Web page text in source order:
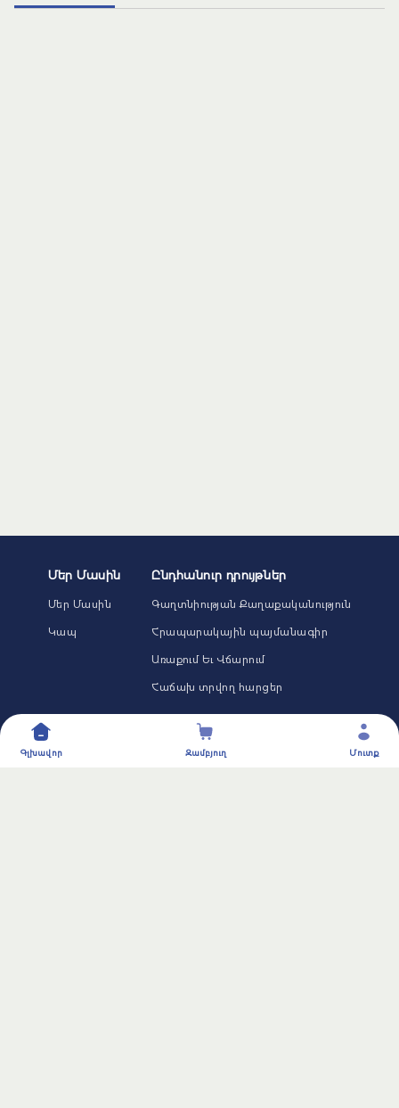
Գլխավոր Զամբյուղ Մուտք
Մեր Մասին
Մեր Մասին
Կապ
Ընդհանուր դրույթներ
Գաղտնիության Քաղաքականություն
Հրապարակային պայմանագիր
Առաքում Եւ Վճարում
Հաճախ տրվող հարցեր
Կոնտակտներ